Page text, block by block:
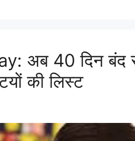
अब 40 दिन बंद
की लिस्ट